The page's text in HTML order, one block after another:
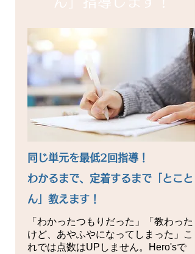
同じ単元を最低2回指導！
わかるまで、定着するまで「とこと
ん」教えます！
「わかったつもりだった」「教わった
けど、あやふやになってしまった」こ
れでは点数はUPしません。Hero'sで